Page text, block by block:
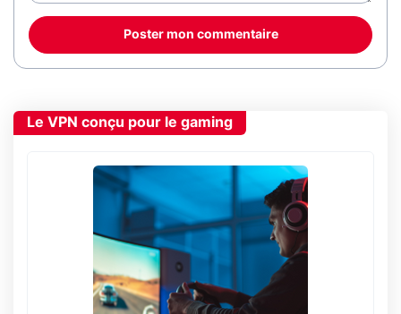
Poster mon commentaire
Le VPN conçu pour le gaming